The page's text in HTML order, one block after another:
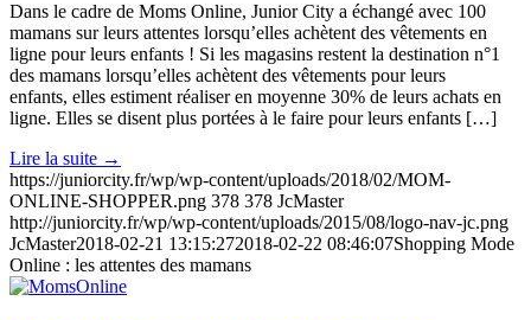
Dans le cadre de Moms Online, Junior City a échangé avec 100
mamans sur leurs attentes lorsqu’elles achètent des vêtements en
ligne pour leurs enfants ! Si les magasins restent la destination n°1
des mamans lorsqu’elles achètent des vêtements pour leurs
enfants, elles estiment réaliser en moyenne 30% de leurs achats en
ligne. Elles se disent plus portées à le faire pour leurs enfants […]
Lire la suite →
https://juniorcity.fr/wp/wp-content/uploads/2018/02/MOM-
ONLINE-SHOPPER.png 378 378 JcMaster
http://juniorcity.fr/wp/wp-content/uploads/2015/08/logo-nav-jc.png
JcMaster2018-02-21 13:15:272018-02-22 08:46:07Shopping Mode
Online : les attentes des mamans